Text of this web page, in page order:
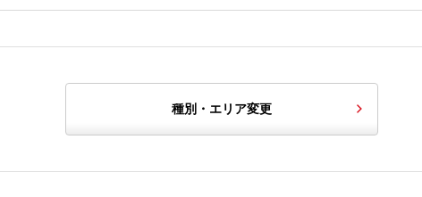
種別・エリア変更